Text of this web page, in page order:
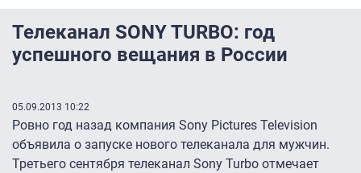
Телеканал SONY TURBO: год
успешного вещания в России
05.09.2013 10:22
Ровно год назад компания Sony Pictures Television
объявила о запуске нового телеканала для мужчин.
Третьего сентября телеканал Sony Turbo отмечает